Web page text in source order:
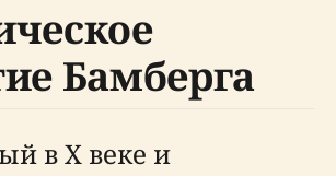
Бамберга
в X веке и